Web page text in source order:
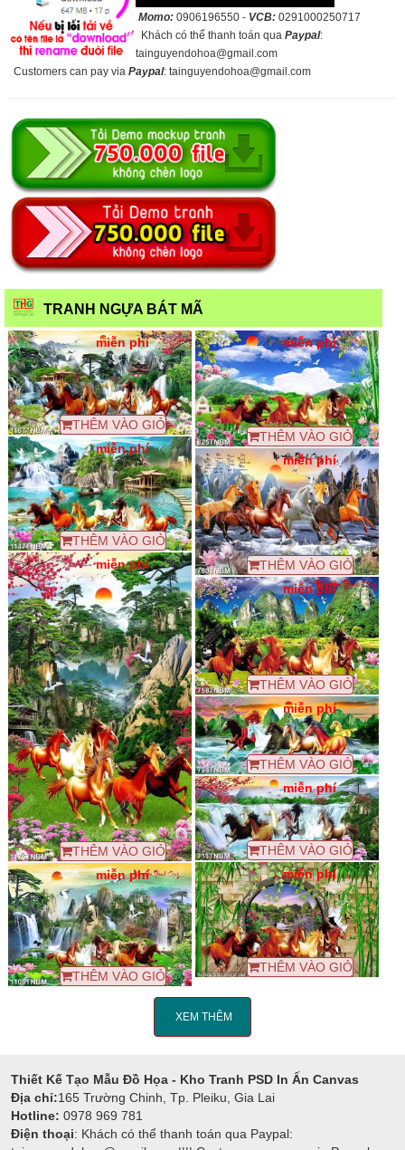
Momo: 0906196550 - VCB: 0291000250717
Khách có thể thanh toán quaPaypal:
tainguyendohoa@gmail.com
Customers can pay via Paypal: tainguyendohoa@gmail.com
TRANH NGỰA BÁT MÃ
miễn phí
THÊM VÀO GIỎ
miễn phí
THÊM VÀO GIỎ
miễn phí
THÊM VÀO GIỎ
miễn phí
THÊM VÀO GIỎ
miễn phí
THÊM VÀO GIỎ
miễn phí
THÊM VÀO GIỎ
miễn phí
THÊM VÀO GIỎ
miễn phí
THÊM VÀO GIỎ
miễn phí
THÊM VÀO GIỎ
miễn phí
THÊM VÀO GIỎ
XEM THÊM
Thiết Kế Tạo Mẫu Đồ Họa - Kho Tranh PSD In Ấn Canvas
Địa chỉ:165 Trường Chinh, Tp. Pleiku, Gia Lai
Hotline: 0978 969 781
Điện thoại: Khách có thể thanh toán qua Paypal: